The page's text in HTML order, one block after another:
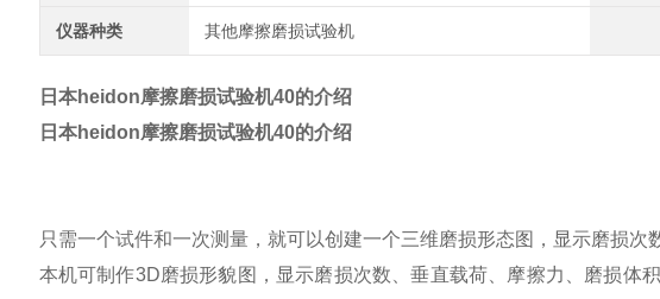
仪器种类 其他摩擦磨损试验机
日本heidon摩擦磨损试验机40的介绍
日本heidon摩擦磨损试验机40的介绍
只需一个试件和一次测量，就可以创建一个三维磨损形态图，显示磨损
本机可制作3D磨损形貌图，显示磨损次数、垂直载荷、摩擦力、磨损体